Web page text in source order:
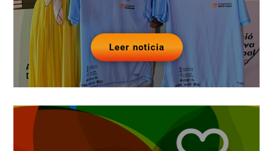
Leer noticia